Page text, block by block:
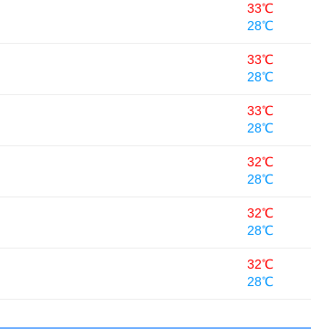
33℃
28℃
33℃
28℃
33℃
28℃
32℃
28℃
32℃
28℃
32℃
28℃